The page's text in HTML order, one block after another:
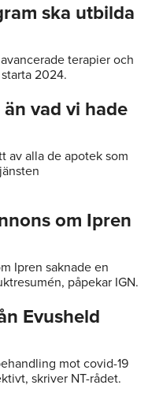
ska utbilda
terapier och
2024.
vad vi hade
av alla de apotek som
om Ipren
Ipren saknade en
påpekar IGN.
Evusheld
mot covid-19
skriver NT-rådet.